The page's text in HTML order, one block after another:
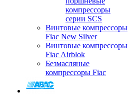
компрессоры
серии SCS
Винтовые компрессоры
Fiac New Silver
Винтовые компрессоры
Fiac Airblok
Безмасляные
компрессоры Fiac